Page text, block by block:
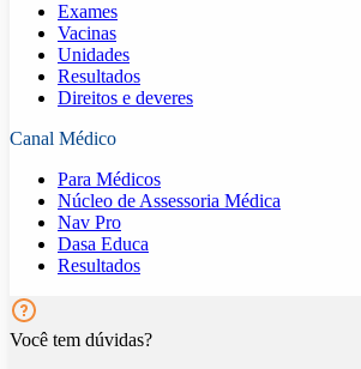
Exames
Vacinas
Unidades
Resultados
Direitos e deveres
Canal Médico
Para Médicos
Núcleo de Assessoria Médica
Nav Pro
Dasa Educa
Resultados
Você tem dúvidas?